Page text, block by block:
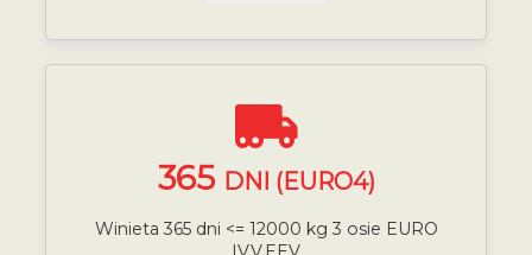
365 DNI (EURO4)
Winieta 365 dni <= 12000 kg 3 osie EURO